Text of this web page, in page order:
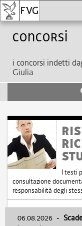
Concorsi
i concorsi indetti
Giulia
I testi
consultazione
responsabilità degli
06.08.2026 -